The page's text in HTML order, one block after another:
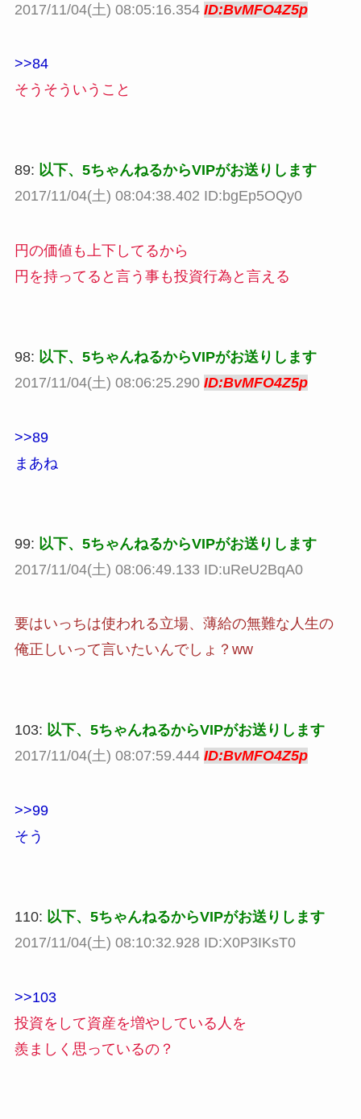
2017/11/04(土) 08:05:16.354 ID:BvMFO4Z5p
>>84
そうそういうこと
89: 以下、5ちゃんねるからVIPがお送りします
2017/11/04(土) 08:04:38.402 ID:bgEp5OQy0
円の価値も上下してるから
円を持ってると言う事も投資行為と言える
98: 以下、5ちゃんねるからVIPがお送りします
2017/11/04(土) 08:06:25.290 ID:BvMFO4Z5p
>>89
まあね
99: 以下、5ちゃんねるからVIPがお送りします
2017/11/04(土) 08:06:49.133 ID:uReU2BqA0
要はいっちは使われる立場、薄給の無難な人生の
俺正しいって言いたいんでしょ？ww
103: 以下、5ちゃんねるからVIPがお送りします
2017/11/04(土) 08:07:59.444 ID:BvMFO4Z5p
>>99
そう
110: 以下、5ちゃんねるからVIPがお送りします
2017/11/04(土) 08:10:32.928 ID:X0P3IKsT0
>>103
投資をして資産を増やしている人を
羨ましく思っているの？